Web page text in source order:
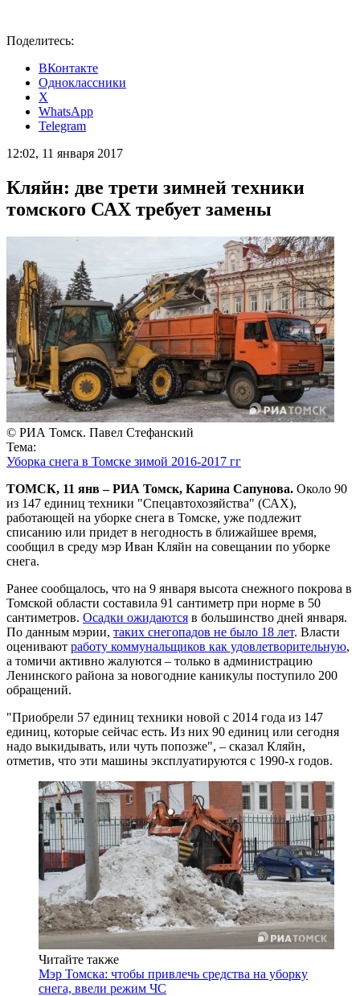
Поделитесь:
ВКонтакте
Одноклассники
X
WhatsApp
Telegram
12:02, 11 января 2017
Кляйн: две трети зимней техники
томского САХ требует замены
© РИА Томск. Павел Стефанский
Тема:
Уборка снега в Томске зимой 2016-2017 гг
ТОМСК, 11 янв – РИА Томск, Карина Сапунова. Около 90
из 147 единиц техники "Спецавтохозяйства" (САХ),
работающей на уборке снега в Томске, уже подлежит
списанию или придет в негодность в ближайшее время,
сообщил в среду мэр Иван Кляйн на совещании по уборке
снега.
Ранее сообщалось, что на 9 января высота снежного покрова в
Томской области составила 91 сантиметр при норме в 50
сантиметров. Осадки ожидаются в большинство дней января.
По данным мэрии, таких снегопадов не было 18 лет. Власти
оценивают работу коммунальщиков как удовлетворительную,
а томичи активно жалуются – только в администрацию
Ленинского района за новогодние каникулы поступило 200
обращений.
"Приобрели 57 единиц техники новой с 2014 года из 147
единиц, которые сейчас есть. Из них 90 единиц или сегодня
надо выкидывать, или чуть попозже", – сказал Кляйн,
отметив, что эти машины эксплуатируются с 1990-х годов.
Читайте также
Мэр Томска: чтобы привлечь средства на уборку
снега, ввели режим ЧС